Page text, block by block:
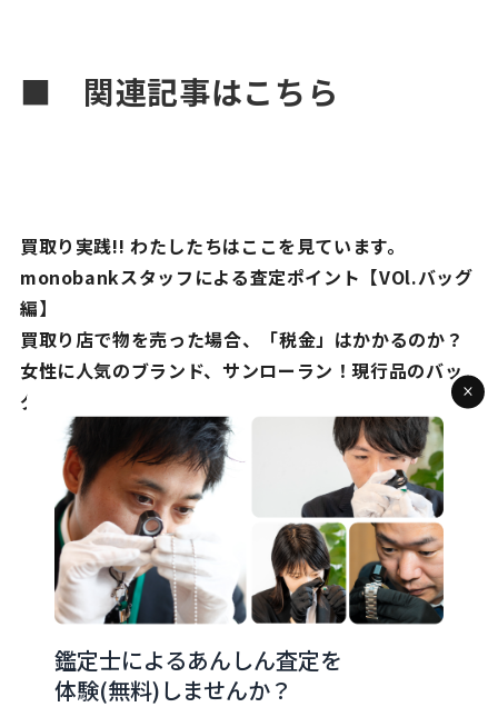
■ 関連記事はこちら
買取り実践!! わたしたちはここを見ています。
monobankスタッフによる査定ポイント【VOl.バッグ
編】
買取り店で物を売った場合、「税金」はかかるのか？
女性に人気のブランド、サンローラン！現行品のバッ
グは買取も高い！？
鑑定士によるあんしん査定を
体験(無料)しませんか？